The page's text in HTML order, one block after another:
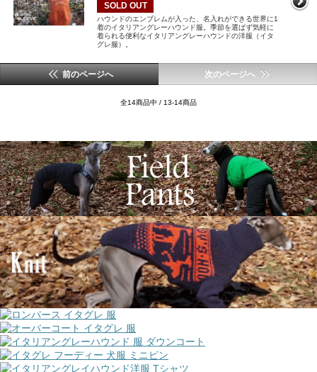
SOLD OUT
ハウンドのエンブレムが入った、名入れができる世界に1
着のイタリアングレーハウンド服。季節を選ばず気軽に
着られる便利なイタリアングレーハウンドの洋服（イタ
グレ服）。
前のページへ 次のページへ
全14商品中 / 13-14商品